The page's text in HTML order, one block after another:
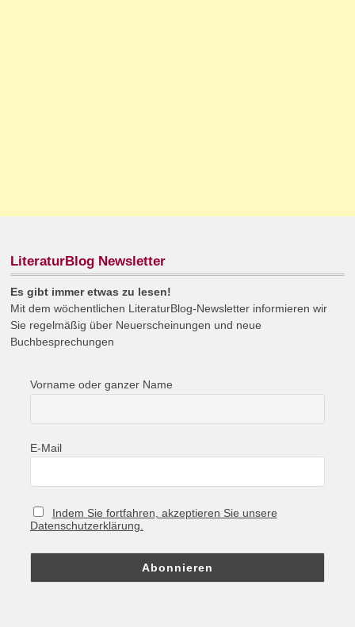
LiteraturBlog Newsletter
Es gibt immer etwas zu lesen!
Mit dem wöchentlichen LiteraturBlog-Newsletter informieren wir
Sie regelmäßig über Neuerscheinungen und neue
Buchbesprechungen
Vorname oder ganzer Name
E-Mail
Indem Sie fortfahren, akzeptieren Sie unsere
Datenschutzerklärung.